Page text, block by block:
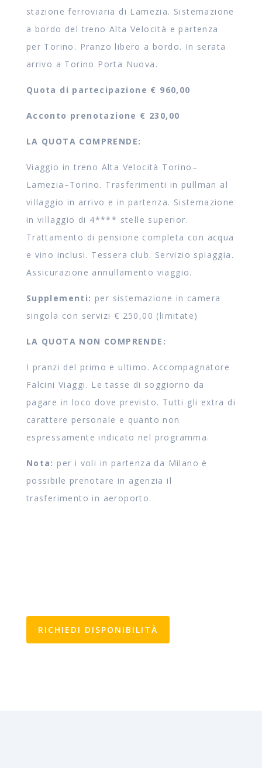
stazione ferroviaria di Lamezia. Sistemazione
a bordo del treno Alta Velocità e partenza
per Torino. Pranzo libero a bordo. In serata
arrivo a Torino Porta Nuova.
Quota di partecipazione € 960,00
Acconto prenotazione € 230,00
LA QUOTA COMPRENDE:
Viaggio in treno Alta Velocità Torino–
Lamezia–Torino. Trasferimenti in pullman al
villaggio in arrivo e in partenza. Sistemazione
in villaggio di 4**** stelle superior.
Trattamento di pensione completa con acqua
e vino inclusi. Tessera club. Servizio spiaggia.
Assicurazione annullamento viaggio.
Supplementi: per sistemazione in camera
singola con servizi € 250,00 (limitate)
LA QUOTA NON COMPRENDE:
I pranzi del primo e ultimo. Accompagnatore
Falcini Viaggi. Le tasse di soggiorno da
pagare in loco dove previsto. Tutti gli extra di
carattere personale e quanto non
espressamente indicato nel programma.
Nota: per i voli in partenza da Milano è
possibile prenotare in agenzia il
trasferimento in aeroporto.
RICHIEDI DISPONIBILITÀ